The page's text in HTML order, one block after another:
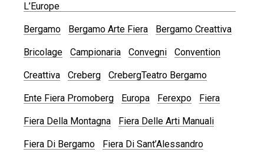
L’Europe
Bergamo Bergamo Arte Fiera Bergamo Creattiva
Bricolage Campionaria Convegni Convention
Creattiva Creberg CrebergTeatro Bergamo
Ente Fiera Promoberg Europa Ferexpo Fiera
Fiera Della Montagna Fiera Delle Arti Manuali
Fiera Di Bergamo Fiera Di Sant’Alessandro